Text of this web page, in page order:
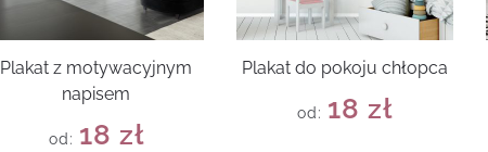
Plakat z motywacyjnym
napisem
od: 18 zł
Plakat do pokoju chłopca
od: 18 zł